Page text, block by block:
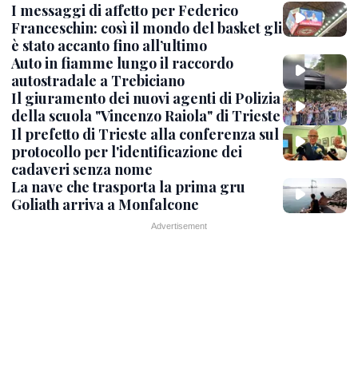
I messaggi di affetto per Federico
Franceschin: così il mondo del basket gli
è stato accanto fino all’ultimo
Auto in fiamme lungo il raccordo
autostradale a Trebiciano
Il giuramento dei nuovi agenti di Polizia
della scuola "Vincenzo Raiola" di Trieste
Il prefetto di Trieste alla conferenza sul
protocollo per l'identificazione dei
cadaveri senza nome
La nave che trasporta la prima gru
Goliath arriva a Monfalcone